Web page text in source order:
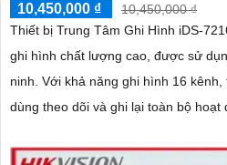
10,450,000 ₫
10,450,000 ₫
Thiết bị Trung Tâm Ghi Hình iDS-
ghi hình chất lượng cao, được sử
ninh. Với khả năng ghi hình 16 kênh, thiết bị này cho phép người
dùng theo dõi và ghi lại toàn bộ hoạt